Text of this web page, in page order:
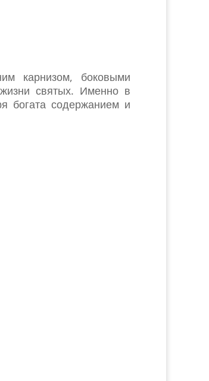
карнизом, боковыми
святых. Именно в
богата содержанием и